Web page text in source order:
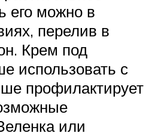
его можно в
перелив в
Крем под
использовать с
профилактирует
или